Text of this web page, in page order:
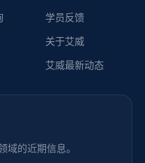
学员反馈
关于艾威
艾威最新动态
域的近期信息。